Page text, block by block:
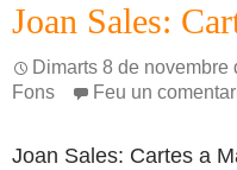
Joan Sales:
Dimarts 8 de novembre
Fons
Feu un
Joan Sales: Cartes a